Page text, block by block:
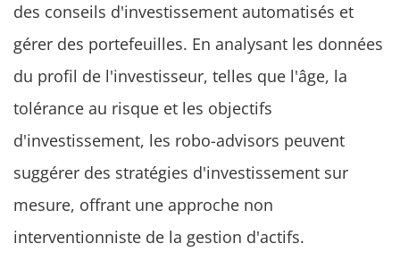
des conseils d'investissement automatisés et
gérer des portefeuilles. En analysant les données
du profil de l'investisseur, telles que l'âge, la
tolérance au risque et les objectifs
d'investissement, les robo-advisors peuvent
suggérer des stratégies d'investissement sur
mesure, offrant une approche non
interventionniste de la gestion d'actifs.